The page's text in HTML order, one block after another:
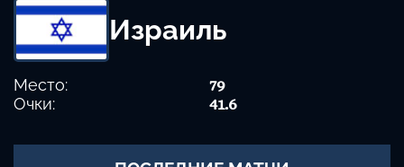
Израиль
Место:
79
Очки:
41.6